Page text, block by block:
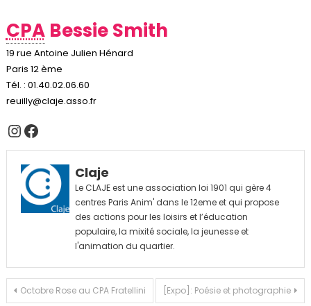
CPABessie Smith
19 rue Antoine Julien Hénard
Paris 12 ème
Tél. : 01.40.02.06.60
reuilly@claje.asso.fr
Instagram
Facebook
Claje
Le CLAJE est une association loi 1901 qui gère 4
centres Paris Anim' dans le 12eme et qui propose
des actions pour les loisirs et l’éducation
populaire, la mixité sociale, la jeunesse et
l'animation du quartier.
Navigation
Octobre Rose au CPA Fratellini [Expo]: Poésie et photographie